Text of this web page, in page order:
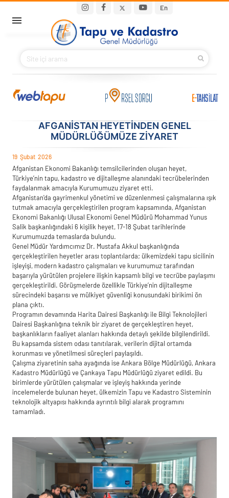
En
Main navigation
BAKANIMIZ
KURUMSAL
PROJELER
İLETIŞIM
S.S.S.
AFGANİSTAN HEYETİNDEN GENEL
MÜDÜRLÜĞÜMÜZE ZİYARET
19 Şubat 2026
Afganistan Ekonomi Bakanlığı temsilcilerinden oluşan heyet,
Türkiye’nin tapu, kadastro ve dijitalleşme alanındaki tecrübelerinden
faydalanmak amacıyla Kurumumuzu ziyaret etti.
Afganistan'da gayrimenkul yönetimi ve düzenlenmesi çalışmalarına ışık
tutmak amacıyla gerçekleştirilen program kapsamında, Afganistan
Ekonomi Bakanlığı Ulusal Ekonomi Genel Müdürü Mohammad Yunus
Salik başkanlığındaki 6 kişilik heyet, 17-18 Şubat tarihlerinde
Kurumumuzda temaslarda bulundu.
Genel Müdür Yardımcımız Dr. Mustafa Akkul başkanlığında
gerçekleştirilen heyetler arası toplantılarda; ülkemizdeki tapu sicilinin
işleyişi, modern kadastro çalışmaları ve kurumumuz tarafından
başarıyla yürütülen projelere ilişkin kapsamlı bilgi ve tecrübe paylaşımı
gerçekleştirildi. Görüşmelerde özellikle Türkiye’nin dijitalleşme
sürecindeki başarısı ve mülkiyet güvenliği konusundaki birikimi ön
plana çıktı.
Programın devamında Harita Dairesi Başkanlığı ile Bilgi Teknolojileri
Dairesi Başkanlığına teknik bir ziyaret de gerçekleştiren heyet,
başkanlıkların faaliyet alanları hakkında detaylı şekilde bilgilendirildi.
Bu kapsamda sistem odası tanıtılarak, verilerin dijital ortamda
korunması ve yönetilmesi süreçleri paylaşıldı.
Çalışma ziyaretinin saha ayağında ise Ankara Bölge Müdürlüğü, Ankara
Kadastro Müdürlüğü ve Çankaya Tapu Müdürlüğü ziyaret edildi. Bu
birimlerde yürütülen çalışmalar ve işleyiş hakkında yerinde
incelemelerde bulunan heyet, ülkemizin Tapu ve Kadastro Sisteminin
teknolojik altyapısı hakkında ayrıntılı bilgi alarak programını
tamamladı.